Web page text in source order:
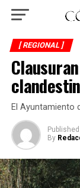
[ REGIONAL ]
El Ayuntamiento
Published
By